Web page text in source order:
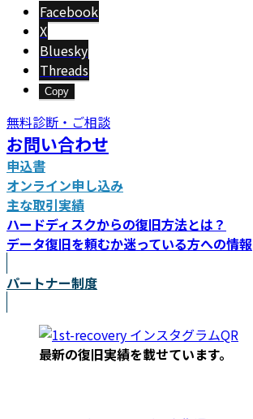
Facebook
X
Bluesky
Threads
Copy
無料診断・ご相談
お問い合わせ
申込書
オンライン申し込み
主な取引実績
ハードディスクからの復旧方法とは？
データ復旧を頼むか迷っている方への情報
パートナー制度
最新の復旧実績を載せています。